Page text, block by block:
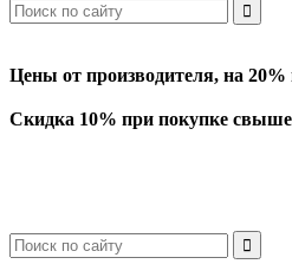
Цены от производителя, на
Скидка 10% при покупке свыше